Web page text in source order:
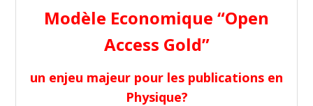
Modèle Economique “Open
Access Gold”
un enjeu majeur pour les publications en
Physique?